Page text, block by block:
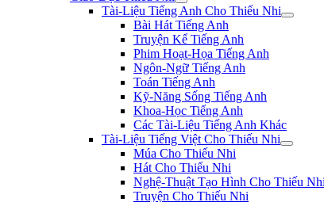
Tài-Liệu Tiếng Anh Cho Thiếu Nhi
Bài Hát Tiếng Anh
Truyện Kể Tiếng Anh
Phim Hoạt-Họa Tiếng Anh
Ngôn-Ngữ Tiếng Anh
Toán Tiếng Anh
Kỹ-Năng Sống Tiếng Anh
Khoa-Học Tiếng Anh
Các Tài-Liệu Tiếng Anh Khác
Tài-Liệu Tiếng Việt Cho Thiếu Nhi
Múa Cho Thiếu Nhi
Hát Cho Thiếu Nhi
Nghệ-Thuật Tạo Hình Cho Thiếu Nhi
Truyện Cho Thiếu Nhi